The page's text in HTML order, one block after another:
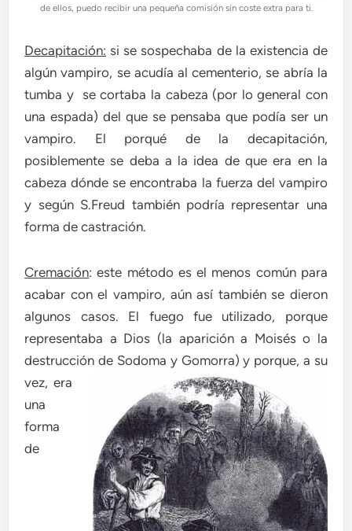
de ellos, puedo recibir una pequeña comisión sin coste extra para ti.
Decapitación: si se sospechaba de la existencia de
algún vampiro, se acudía al cementerio, se abría la
tumba y se cortaba la cabeza (por lo general con
una espada) del que se pensaba que podía ser un
vampiro. El porqué de la decapitación,
posiblemente se deba a la idea de que era en la
cabeza dónde se encontraba la fuerza del vampiro
y según S.Freud también podría representar una
forma de castración.
Cremación: este método es el menos común para
acabar con el vampiro, aún así también se dieron
algunos casos. El fuego fue utilizado, porque
representaba a Dios (la aparición a Moisés o la
destrucción de Sodoma y Gomorra) y porque, a su
vez, era
una
forma
de